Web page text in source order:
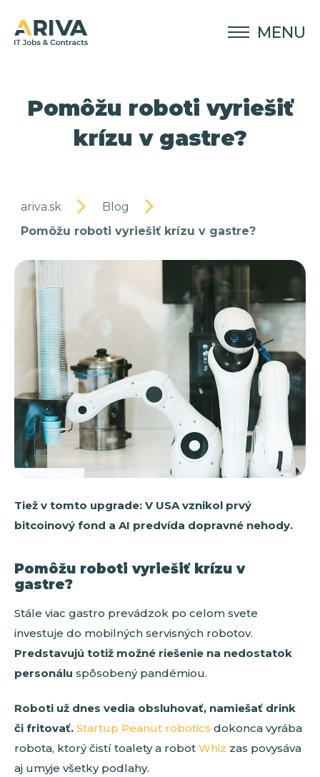
MENU
Pomôžu roboti vyriešiť
krízu v gastre?
ariva.sk
Blog
Pomôžu roboti vyriešiť krízu v gastre?
Tiež v tomto upgrade: V USA vznikol prvý
bitcoinový fond a AI predvída dopravné nehody.
Pomôžu roboti vyriešiť krízu v
gastre?
Stále viac gastro prevádzok po celom svete
investuje do mobilných servisných robotov.
Predstavujú totiž možné riešenie na nedostatok
personálu spôsobený pandémiou.
Roboti už dnes vedia obsluhovať, namiešať drink
či fritovať. Startup Peanut robotics dokonca vyrába
robota, ktorý čistí toalety a robot Whiz zas povysáva
aj umyje všetky podlahy.